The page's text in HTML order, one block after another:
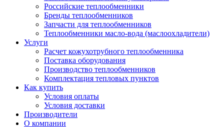
Российские теплообменники
Бренды теплообменников
Запчасти для теплообменников
Теплообменники масло-вода (маслоохладители)
Услуги
Расчет кожухотрубного теплообменника
Поставка оборудования
Производство теплообменников
Комплектация тепловых пунктов
Как купить
Условия оплаты
Условия доставки
Производители
О компании